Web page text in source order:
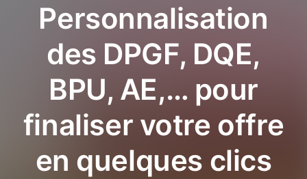
Personnalisation
des DPGF, DQE,
BPU, AE,… pour
finaliser votre offre
en quelques clics